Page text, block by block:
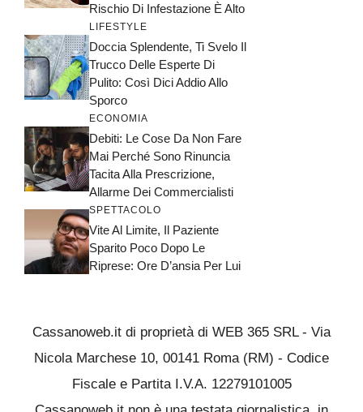
Rischio Di Infestazione È Alto
LIFESTYLE
Doccia Splendente, Ti Svelo Il
Trucco Delle Esperte Di
Pulito: Così Dici Addio Allo
Sporco
ECONOMIA
Debiti: Le Cose Da Non Fare
Mai Perché Sono Rinuncia
Tacita Alla Prescrizione,
Allarme Dei Commercialisti
SPETTACOLO
Vite Al Limite, Il Paziente
Sparito Poco Dopo Le
Riprese: Ore D’ansia Per Lui
Cassanoweb.it di proprietà di WEB 365 SRL - Via
Nicola Marchese 10, 00141 Roma (RM) - Codice
Fiscale e Partita I.V.A. 12279101005